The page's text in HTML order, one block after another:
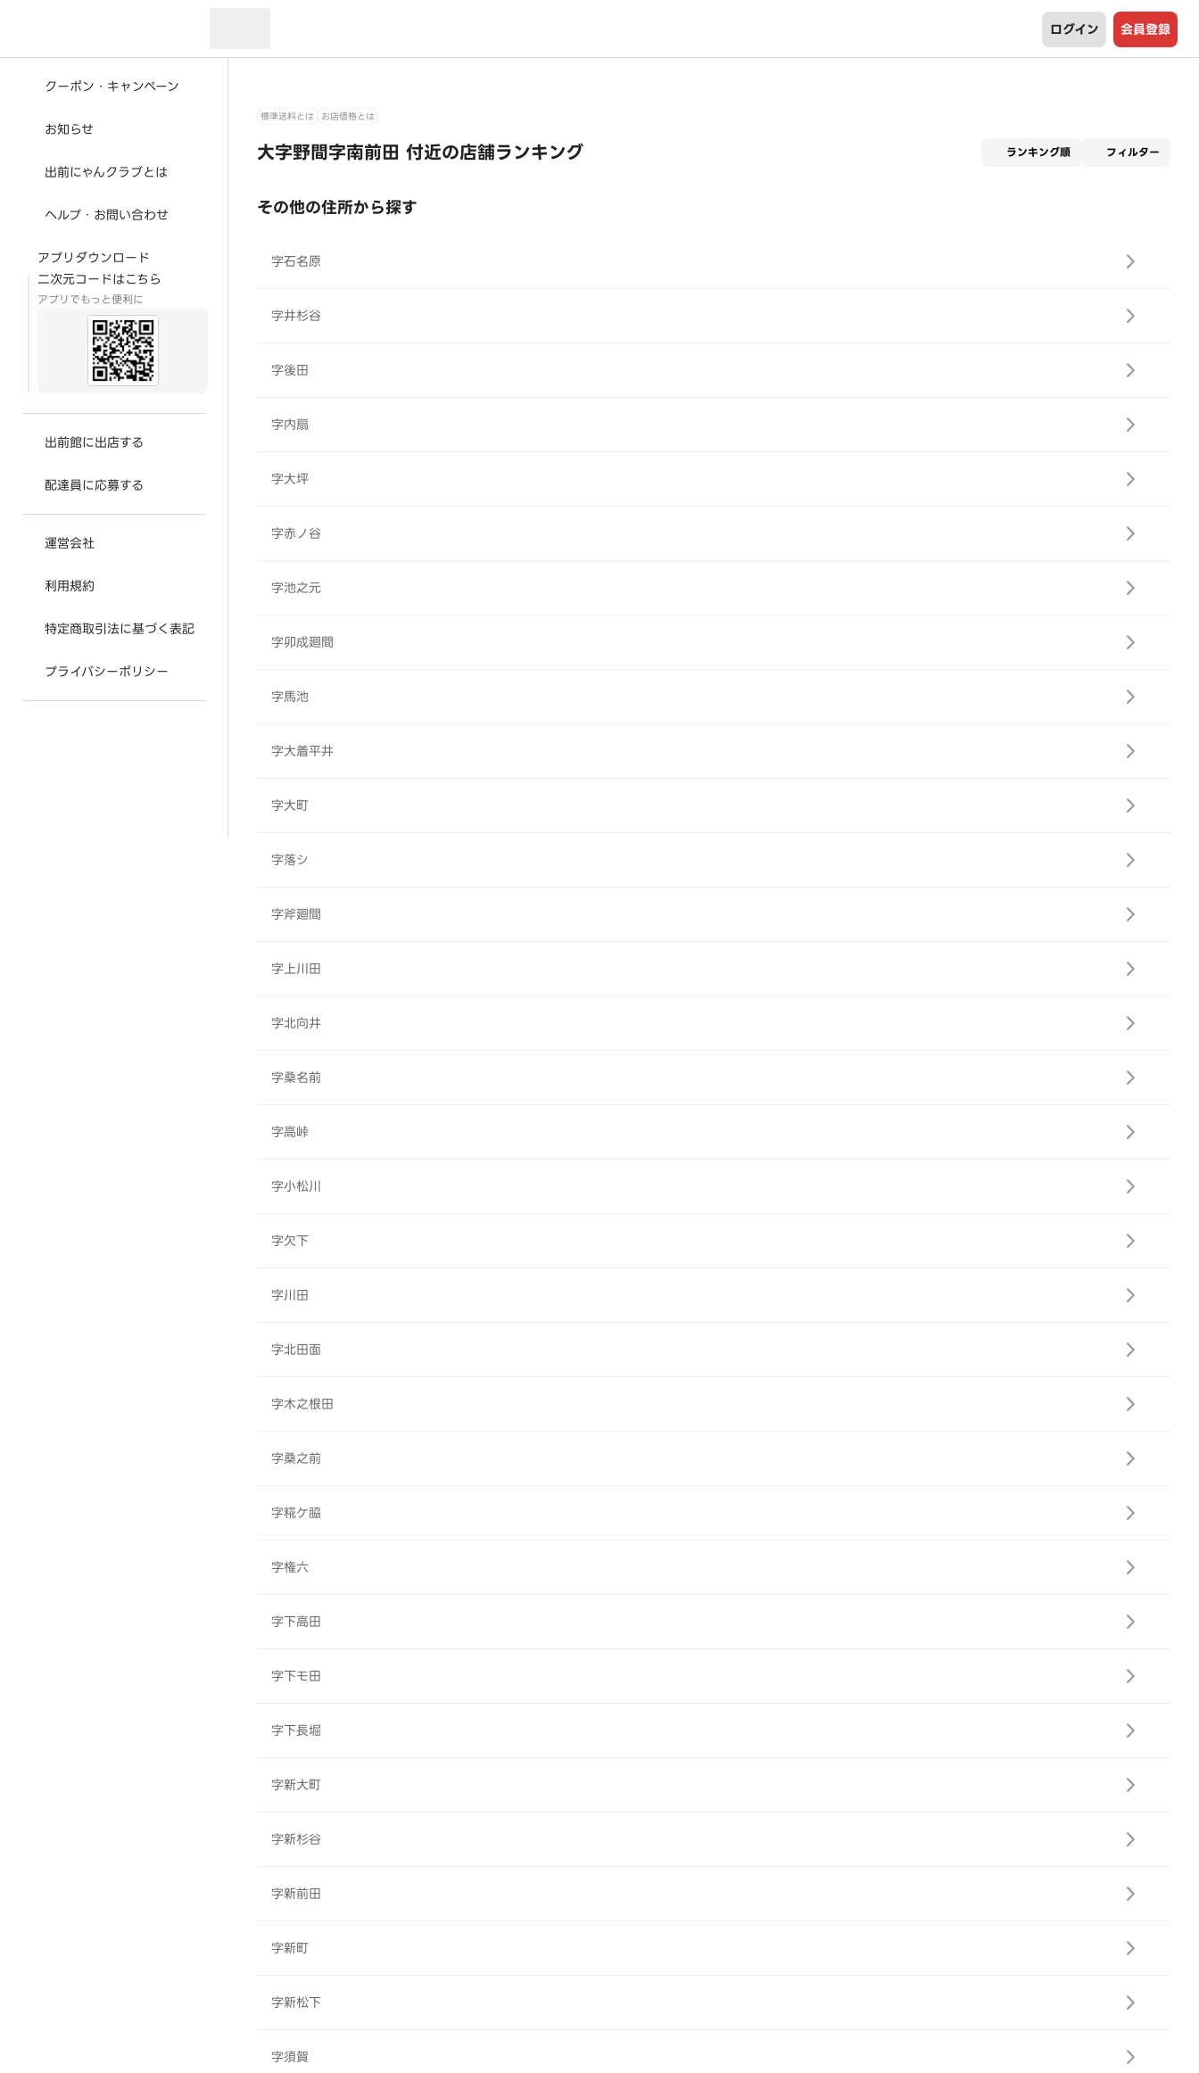
ログイン 会員登録
クーポン・キャンペーン
お知らせ
出前にゃんクラブとは
ヘルプ・お問い合わせ
アプリダウンロード
二次元コードはこちら
アプリでもっと便利に
出前館に出店する
配達員に応募する
運営会社
利用規約
特定商取引法に基づく表記
プライバシーポリシー
標準送料とは お店価格とは
大字野間字南前田 付近の店舗ランキング ランキング順 フィルター
その他の住所から探す
字石名原
字井杉谷
字後田
字内扇
字大坪
字赤ノ谷
字池之元
字卯成廻間
字馬池
字大着平井
字大町
字落シ
字斧廻間
字上川田
字北向井
字桑名前
字高峠
字小松川
字欠下
字川田
字北田面
字木之根田
字桑之前
字糀ケ脇
字権六
字下高田
字下モ田
字下長堀
字新大町
字新杉谷
字新前田
字新町
字新松下
字須賀